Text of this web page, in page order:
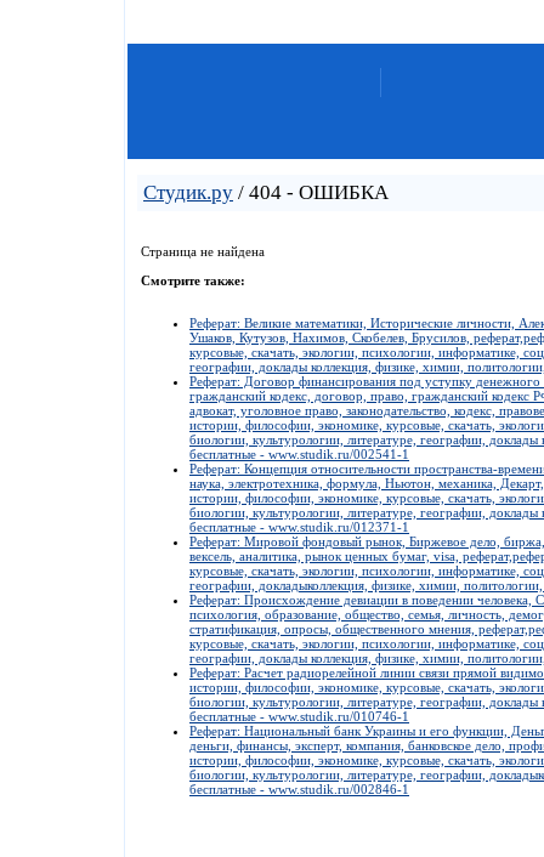
Студик.ру / 404 - ОШИБКА
Страница не найдена
Смотрите также:
Реферат: Великие математики, Исторические личности,
Ушаков, Кутузов, Нахимов, Скобелев, Брусилов,
курсовые, скачать, экологии, психологии, информатике,
географии, доклады коллекция, физике, химии,
Реферат: Договор финансирования под уступку денежного
гражданский кодекс, договор, право, гражданский кодекс
адвокат, уголовное право, законодательство, кодекс,
истории, философии, экономике, курсовые, скачать,
биологии, культурологии, литературе, географии,
бесплатные - www.studik.ru/002541-1
Реферат: Концепция относительности пространства-
наука, электротехника, формула, Ньютон, механика,
истории, философии, экономике, курсовые, скачать,
биологии, культурологии, литературе, географии,
бесплатные - www.studik.ru/012371-1
Реферат: Мировой фондовый рынок, Биржевое дело,
вексель, аналитика, рынок ценных бумаг, visa,
курсовые, скачать, экологии, психологии, информатике,
географии, докладыколлекция, физике, химии,
Реферат: Происхождение девиации в поведении человека,
психология, образование, общество, семья, личность,
стратификация, опросы, общественного мнения,
курсовые, скачать, экологии, психологии, информатике,
географии, доклады коллекция, физике, химии,
Реферат: Расчет радиорелейной линии связи прямой
истории, философии, экономике, курсовые, скачать,
биологии, культурологии, литературе, географии,
бесплатные - www.studik.ru/010746-1
Реферат: Национальный банк Украины и его функции,
деньги, финансы, эксперт, компания, банковское дело,
истории, философии, экономике, курсовые, скачать,
биологии, культурологии, литературе, географии,
бесплатные - www.studik.ru/002846-1